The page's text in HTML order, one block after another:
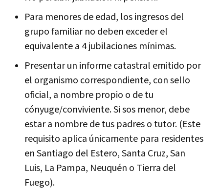
Para menores de edad, los ingresos del
grupo familiar no deben exceder el
equivalente a 4 jubilaciones mínimas.
Presentar un informe catastral emitido por
el organismo correspondiente, con sello
oficial, a nombre propio o de tu
cónyuge/conviviente. Si sos menor, debe
estar a nombre de tus padres o tutor. (Este
requisito aplica únicamente para residentes
en Santiago del Estero, Santa Cruz, San
Luis, La Pampa, Neuquén o Tierra del
Fuego).